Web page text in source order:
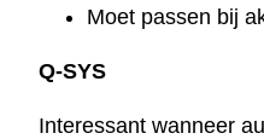
Moet passen bij
Q-SYS
Interessant wanneer